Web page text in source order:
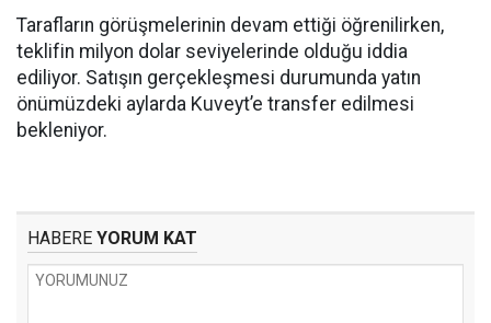
Tarafların görüşmelerinin devam ettiği öğrenilirken,
teklifin milyon dolar seviyelerinde olduğu iddia
ediliyor. Satışın gerçekleşmesi durumunda yatın
önümüzdeki aylarda Kuveyt’e transfer edilmesi
bekleniyor.
HABERE YORUM KAT